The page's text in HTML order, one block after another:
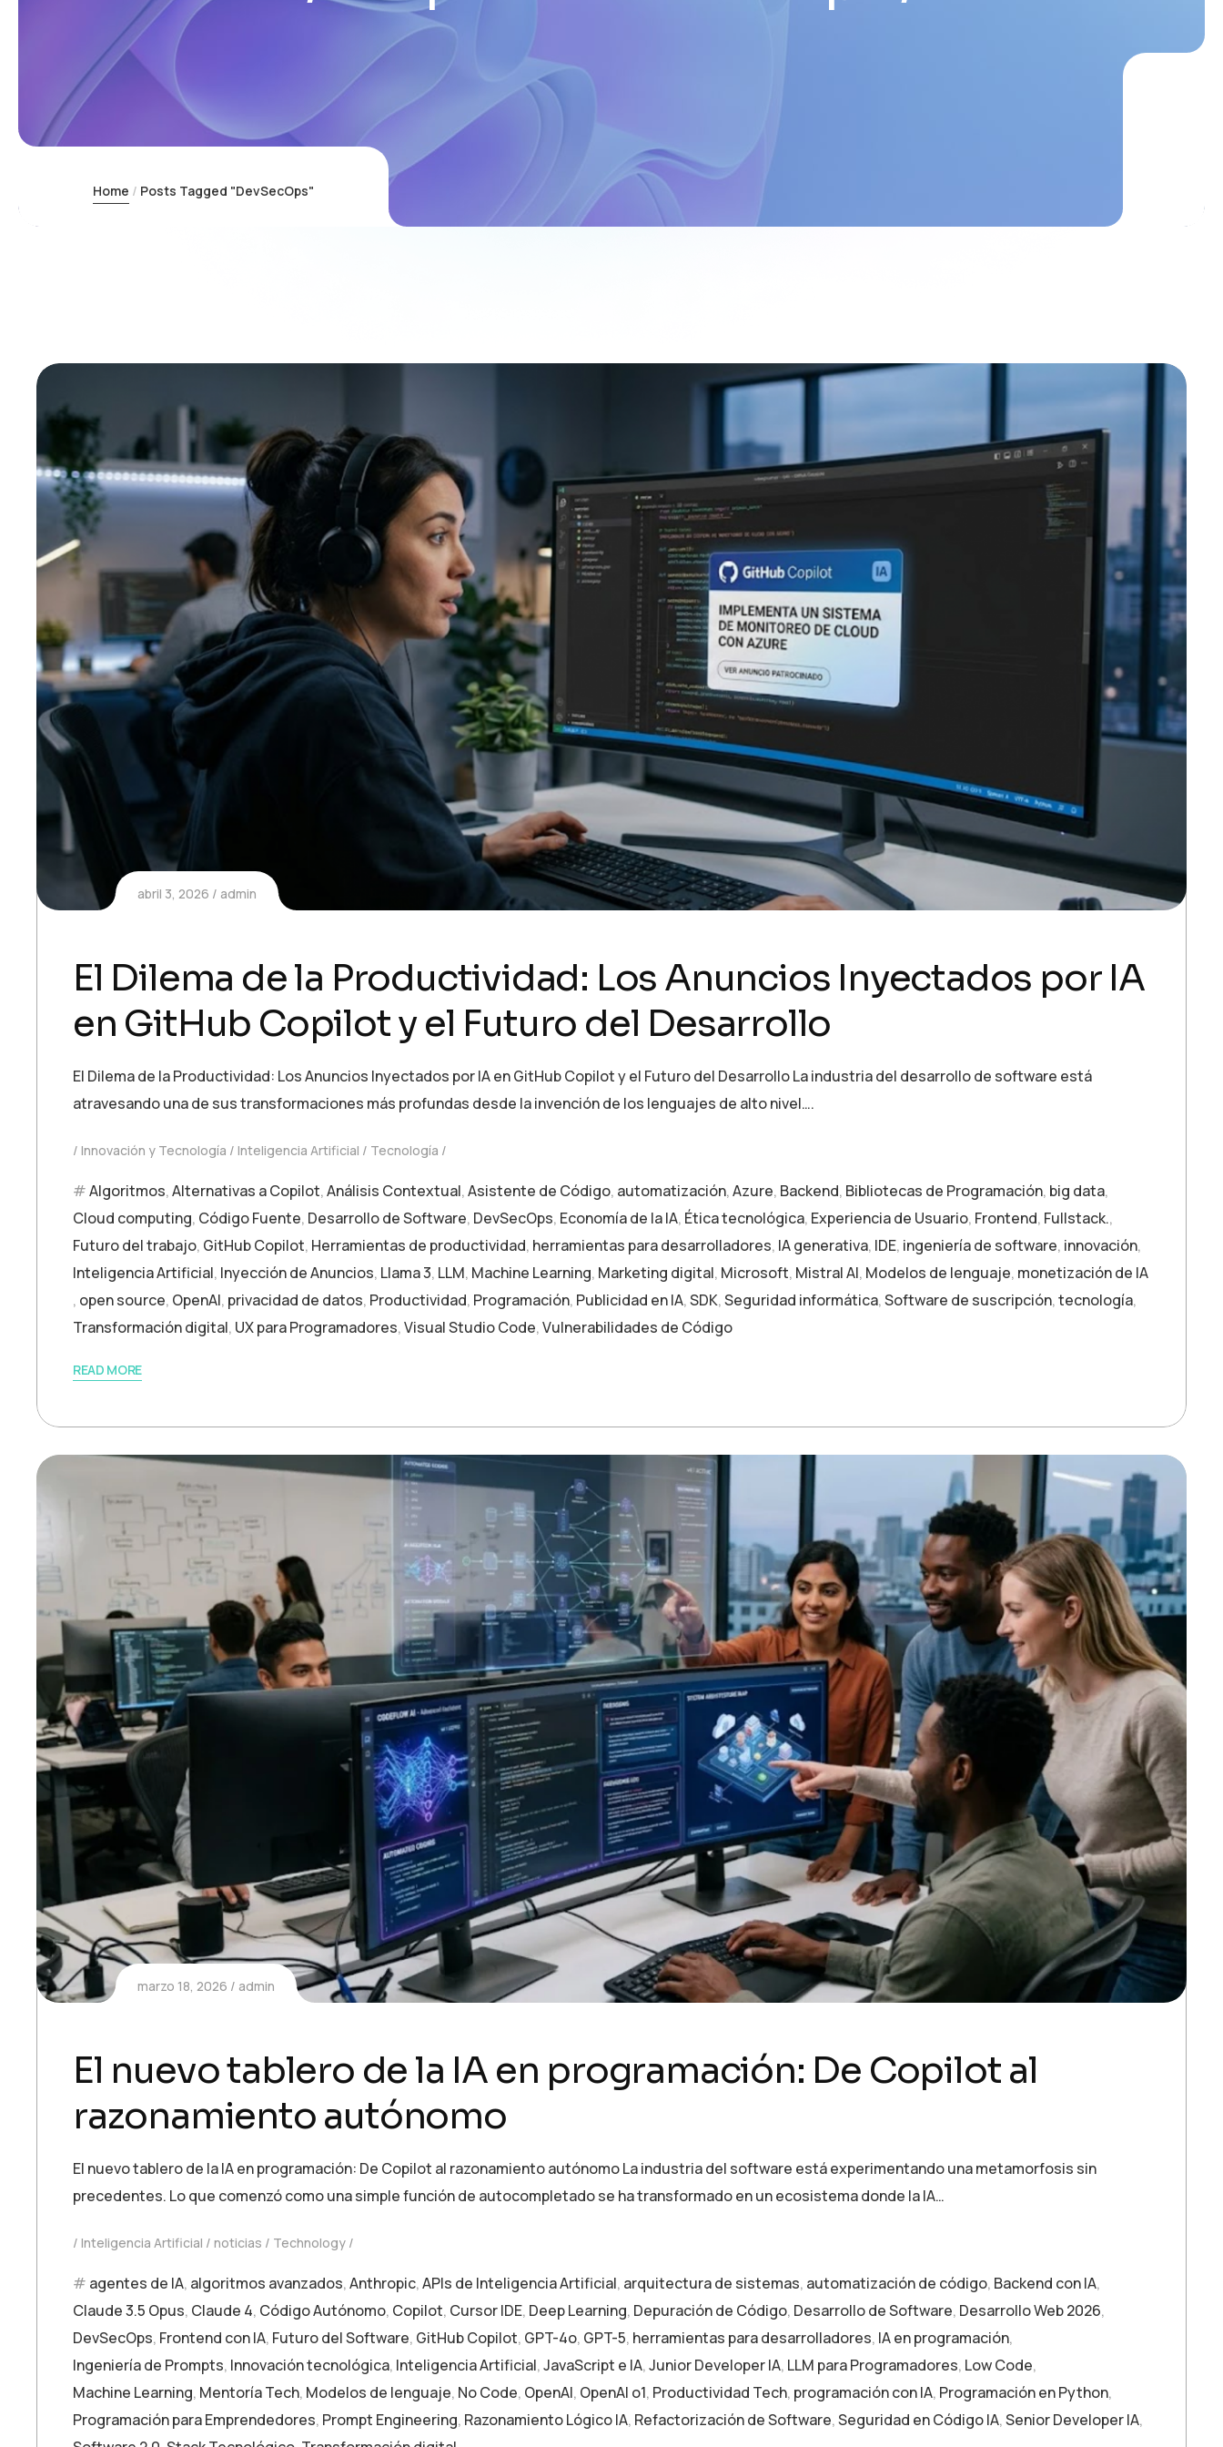
Home Posts Tagged "DevSecOps"
abril 3, 2026 admin
El Dilema de la Productividad: Los Anuncios Inyectados por IA
en GitHub Copilot y el Futuro del Desarrollo
El Dilema de la Productividad: Los Anuncios Inyectados por IA en GitHub Copilot y el Futuro del Desarrollo La industria del desarrollo de software está
atravesando una de sus transformaciones más profundas desde la invención de los lenguajes de alto nivel….
Innovación y Tecnología Inteligencia Artificial Tecnología
Algoritmos,Alternativas a Copilot,Análisis Contextual,Asistente de Código, automatización,Azure, Backend, Bibliotecas de Programación, big data,
Cloud computing, Código Fuente, Desarrollo de Software, DevSecOps, Economía de la IA, Ética tecnológica, Experiencia de Usuario, Frontend, Fullstack.,
Futuro del trabajo, GitHub Copilot, Herramientas de productividad, herramientas para desarrolladores, IA generativa, IDE, ingeniería de software, innovación,
Inteligencia Artificial, Inyección de Anuncios, Llama 3, LLM, Machine Learning, Marketing digital, Microsoft, Mistral AI, Modelos de lenguaje, monetización de IA
, open source, OpenAI, privacidad de datos, Productividad, Programación, Publicidad en IA,SDK,Seguridad informática,Software de suscripción,tecnología,
Transformación digital, UX para Programadores,Visual Studio Code,Vulnerabilidades de Código
READ MORE
marzo 18, 2026 admin
El nuevo tablero de la IA en programación: De Copilot al
razonamiento autónomo
El nuevo tablero de la IA en programación: De Copilot al razonamiento autónomo La industria del software está experimentando una metamorfosis sin
precedentes. Lo que comenzó como una simple función de autocompletado se ha transformado en un ecosistema donde la IA…
Inteligencia Artificial noticias Technology
agentes de IA, algoritmos avanzados,Anthropic,APIs de Inteligencia Artificial, arquitectura de sistemas, automatización de código, Backend con IA,
Claude 3.5 Opus, Claude 4, Código Autónomo, Copilot, Cursor IDE, Deep Learning, Depuración de Código, Desarrollo de Software, Desarrollo Web 2026,
DevSecOps, Frontend con IA, Futuro del Software, GitHub Copilot, GPT-4o, GPT-5, herramientas para desarrolladores, IA en programación,
Ingeniería de Prompts, Innovación tecnológica, Inteligencia Artificial,JavaScript e IA,Junior Developer IA, LLM para Programadores, Low Code,
Machine Learning, Mentoría Tech, Modelos de lenguaje, No Code, OpenAI, OpenAI o1, Productividad Tech, programación con IA, Programación en Python,
Programación para Emprendedores, Prompt Engineering, Razonamiento Lógico IA, Refactorización de Software,Seguridad en Código IA,Senior Developer IA,